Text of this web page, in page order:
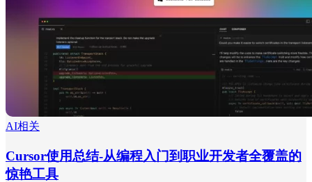
AI相关
Cursor使用总结-从编程入门到职业开发者全覆盖的
惊艳工具